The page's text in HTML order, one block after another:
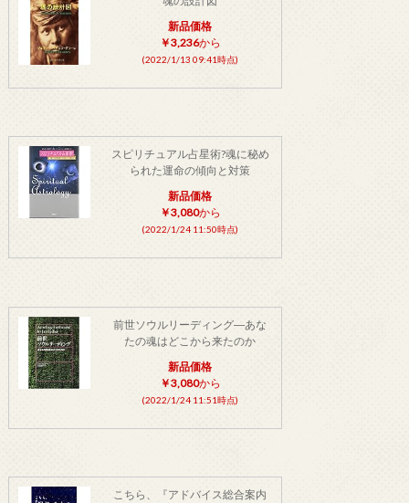
新品価格
￥3,236から
(2022/1/13 09:41時点)
スピリチュアル占星術?魂に秘め
られた運命の傾向と対策
新品価格
￥3,080から
(2022/1/24 11:50時点)
前世ソウルリーディング―あな
たの魂はどこから来たのか
新品価格
￥3,080から
(2022/1/24 11:51時点)
こちら、『アドバイス総合案内